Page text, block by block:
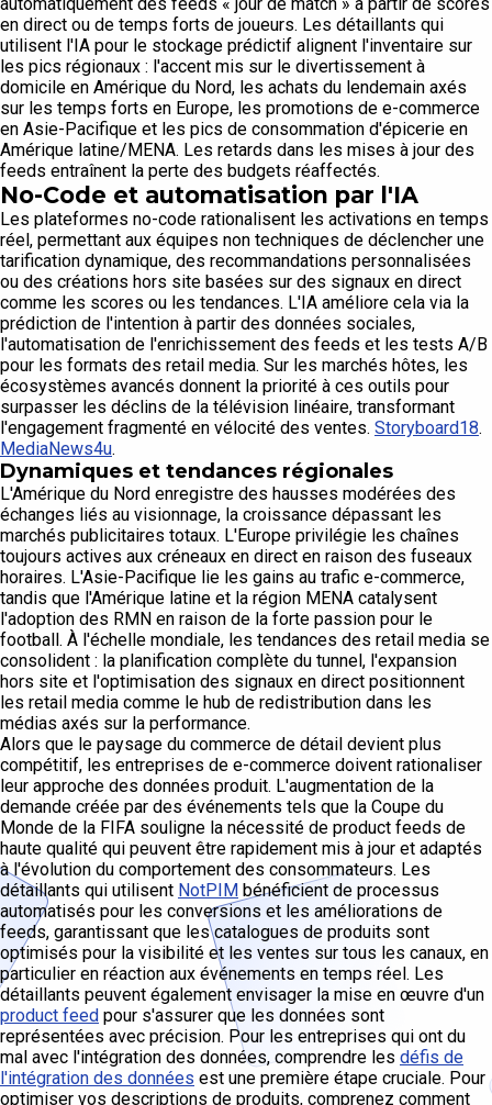
en direct ou de temps forts de joueurs. Les détaillants qui
utilisent l'IA pour le stockage prédictif alignent l'inventaire sur
les pics régionaux : l'accent mis sur le divertissement à
domicile en Amérique du Nord, les achats du lendemain axés
sur les temps forts en Europe, les promotions de e-commerce
en Asie-Pacifique et les pics de consommation d'épicerie en
Amérique latine/MENA. Les retards dans les mises à jour des
feeds entraînent la perte des budgets réaffectés.
No-Code et automatisation par l'IA
Les plateformes no-code rationalisent les activations en temps
réel, permettant aux équipes non techniques de déclencher une
tarification dynamique, des recommandations personnalisées
ou des créations hors site basées sur des signaux en direct
comme les scores ou les tendances. L'IA améliore cela via la
prédiction de l'intention à partir des données sociales,
l'automatisation de l'enrichissement des feeds et les tests A/B
pour les formats des retail media. Sur les marchés hôtes, les
écosystèmes avancés donnent la priorité à ces outils pour
surpasser les déclins de la télévision linéaire, transformant
l'engagement fragmenté en vélocité des ventes. Storyboard18.
MediaNews4u.
Dynamiques et tendances régionales
L'Amérique du Nord enregistre des hausses modérées des
échanges liés au visionnage, la croissance dépassant les
marchés publicitaires totaux. L'Europe privilégie les chaînes
toujours actives aux créneaux en direct en raison des fuseaux
horaires. L'Asie-Pacifique lie les gains au trafic e-commerce,
tandis que l'Amérique latine et la région MENA catalysent
l'adoption des RMN en raison de la forte passion pour le
football. À l'échelle mondiale, les tendances des retail media se
consolident : la planification complète du tunnel, l'expansion
hors site et l'optimisation des signaux en direct positionnent
les retail media comme le hub de redistribution dans les
médias axés sur la performance.
Alors que le paysage du commerce de détail devient plus
compétitif, les entreprises de e-commerce doivent rationaliser
leur approche des données produit. L'augmentation de la
demande créée par des événements tels que la Coupe du
Monde de la FIFA souligne la nécessité de product feeds de
haute qualité qui peuvent être rapidement mis à jour et adaptés
à l'évolution du comportement des consommateurs. Les
détaillants qui utilisent NotPIM bénéficient de processus
automatisés pour les conversions et les améliorations de
feeds, garantissant que les catalogues de produits sont
optimisés pour la visibilité et les ventes sur tous les canaux, en
particulier en réaction aux événements en temps réel. Les
détaillants peuvent également envisager la mise en œuvre d'un
product feed pour s'assurer que les données sont
représentées avec précision. Pour les entreprises qui ont du
mal avec l'intégration des données, comprendre les défis de
l'intégration des données est une première étape cruciale. Pour
optimiser vos descriptions de produits, comprenez comment